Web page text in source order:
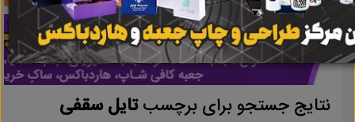
نتایج جستجو برای برچسبتایل سقفی